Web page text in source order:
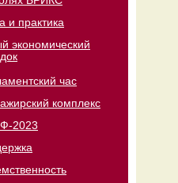
и практика
экономический
час
комплекс
2023